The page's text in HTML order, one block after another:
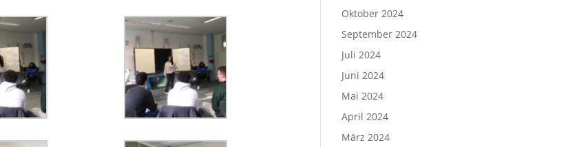
Oktober 2024
September 2024
Juli 2024
Juni 2024
Mai 2024
April 2024
März 2024